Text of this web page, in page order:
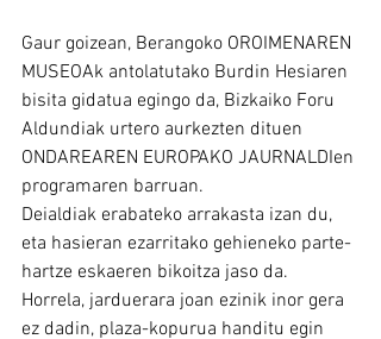
Gaur goizean, Berangoko OROIMENAREN
MUSEOAk antolatutako Burdin Hesiaren
bisita gidatua egingo da, Bizkaiko Foru
Aldundiak urtero aurkezten dituen
ONDAREAREN EUROPAKO JAURNALDIen
programaren barruan.
Deialdiak erabateko arrakasta izan du,
eta hasieran ezarritako gehieneko parte-
hartze eskaeren bikoitza jaso da.
Horrela, jarduerara joan ezinik inor gera
ez dadin, plaza-kopurua handitu egin